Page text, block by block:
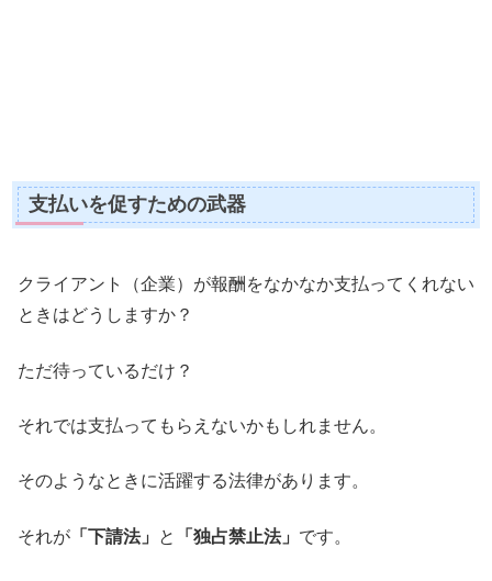
支払いを促すための武器
クライアント（企業）が報酬をなかなか支払ってくれない
ときはどうしますか？
ただ待っているだけ？
それでは支払ってもらえないかもしれません。
そのようなときに活躍する法律があります。
それが 「下請法」 と 「独占禁止法」 です。